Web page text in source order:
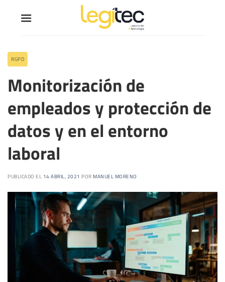
RGPD
Monitorización de
empleados y protección de
datos y en el entorno
laboral
PUBLICADO EL 14 ABRIL, 2021 POR MANUEL MORENO